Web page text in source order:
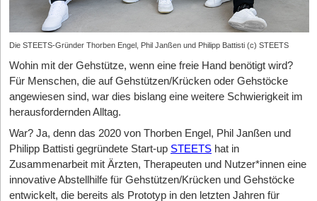
Die STEETS-Gründer Thorben Engel, Phil Janßen und Philipp Battisti (c) STEETS
Wohin mit der Gehstütze, wenn eine freie Hand benötigt wird?
Für Menschen, die auf Gehstützen/Krücken oder Gehstöcke
angewiesen sind, war dies bislang eine weitere Schwierigkeit im
herausfordernden Alltag.
War? Ja, denn das 2020 von Thorben Engel, Phil Janßen und
Philipp Battisti gegründete Start-up STEETS hat in
Zusammenarbeit mit Ärzten, Therapeuten und Nutzer*innen eine
innovative Abstellhilfe für Gehstützen/Krücken und Gehstöcke
entwickelt, die bereits als Prototyp in den letzten Jahren für